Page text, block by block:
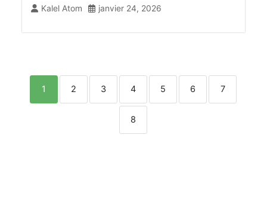
Kalel Atom janvier 24, 2026
1 2 3 4 5 6 7
8